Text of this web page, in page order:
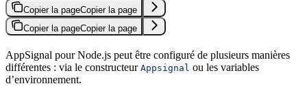
Copier la pageCopier la page
Copier la pageCopier la page
AppSignal pour Node.js peut être configuré de plusieurs manières
différentes : via le constructeur Appsignal ou les variables
d’environnement.